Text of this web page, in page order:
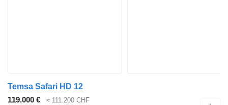
Temsa Safari HD 12
119.000 €
≈ 111.200 CHF